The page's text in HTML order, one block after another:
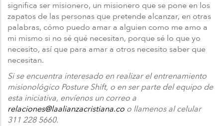
significa ser misionero, un misionero que se pone en los
zapatos de las personas que pretende alcanzar, en otras
palabras, cómo puedo amar a alguien como me amo a
mi mismo si no sé qué necesitan, porque sé lo que yo
necesito, así que para amar a otros necesito saber que
necesitan.
Si se encuentra interesado en realizar el entrenamiento
misionológico Posture Shift, o en ser parte del equipo de
esta iniciativa, envíenos un correo a
relaciones@laalianzacristiana.co o llamenos al celular
311 228 5660.